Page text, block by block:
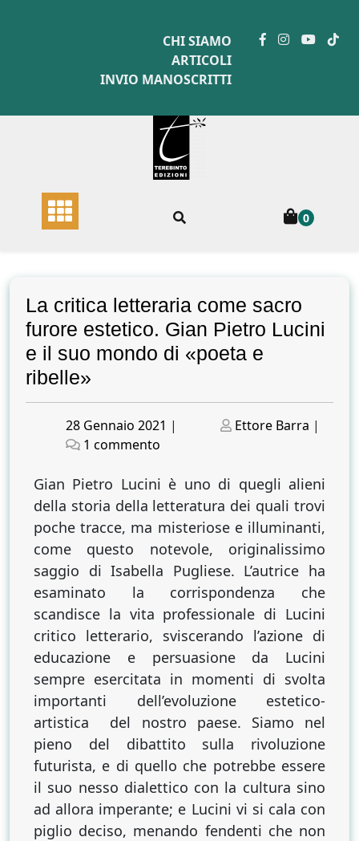
CHI SIAMO
ARTICOLI
INVIO MANOSCRITTI
0
La critica letteraria come sacro
furore estetico. Gian Pietro Lucini
e il suo mondo di «poeta e
ribelle»
Posted
on
28 Gennaio 2021 |
Posted
Ettore Barra |
1 commento
critica
letteraria
come
furore
estetico.
Gian
Pietro
Lucini
e
il
suo
di
«poeta
e
ribelle»
Gian Pietro Lucini è uno di quegli alieni
della storia della letteratura dei quali trovi
poche tracce, ma misteriose e illuminanti,
come questo notevole, originalissimo
saggio di Isabella Pugliese. L’autrice ha
esaminato la corrispondenza che
scandisce la vita professionale di Lucini
critico letterario, sviscerando l’azione di
educazione e persuasione da Lucini
sempre esercitata in momenti di svolta
importanti dell’evoluzione estetico-
artistica del nostro paese. Siamo nel
pieno del dibattito sulla rivoluzione
futurista, e di quello che potrebbe essere
il suo nesso dialettico con la cultura sino
ad allora imperante; e Lucini vi si cala con
piglio deciso, menando fendenti che non